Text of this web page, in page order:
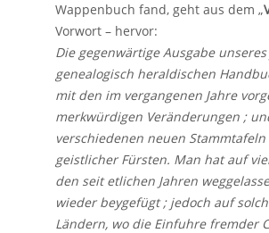
Wappenbuch fand, geht aus dem „
Vorwort – hervor:
Die gegenwärtige Ausgabe
genealogisch heraldischen
mit den im vergangenen Jahre
merkwürdigen Veränderungen ;
verschiedenen neuen
geistlicher Fürsten. Man hat auf
den seit etlichen Jahren
wieder beygefügt ; jedoch auf
Ländern, wo die Einfuhre fremder